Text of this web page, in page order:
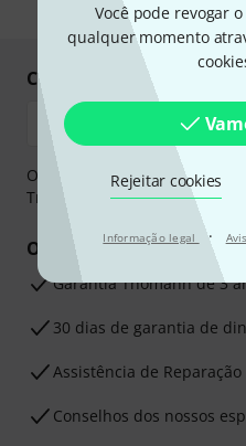
Você pode revogar
qualquer momento
Rejeitar cookies
Informação legal ·
Compre e pague em
O pagamento pode ser feito
Transferência bancária,
Os seus benefícios
Garantia Thomann de 3
30 dias de garantia de
Assistência de Reparação
Conselhos dos nossos